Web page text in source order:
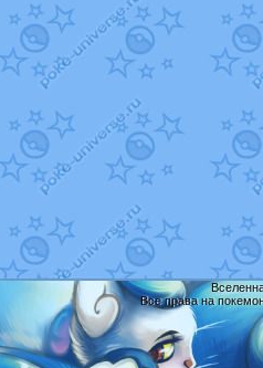
Все права на